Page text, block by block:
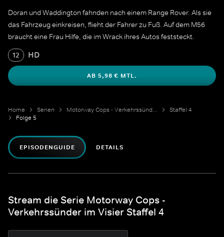
Doran und Waddington fahnden nach einem Range Rover. Als sie
das Fahrzeug einkreisen, flieht der Fahrer zu Fuß. Auf dem M56
braucht eine Frau Hilfe, die im Wrack ihres Autos feststeckt.
12 HD
AB 5,98 € MTL.
Home Serien Motorway Cops - Verkehrssünder im Visier
Staffel 4
Folge 5
EPISODENGUIDE DETAILS
Stream die Serie Motorway Cops -
Verkehrssünder im Visier Staffel 4